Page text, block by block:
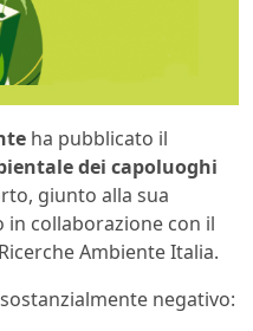
ha pubblicato il
dei capoluoghi
giunto alla sua
in collaborazione con il
Ambiente Italia.
negativo: